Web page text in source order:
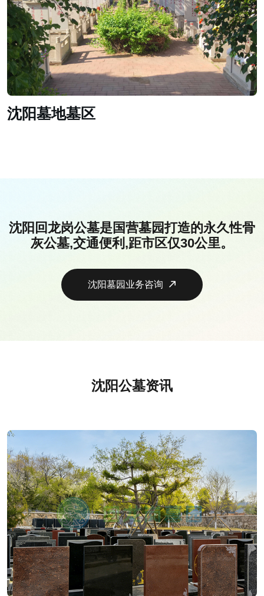
沈阳墓地墓区
沈阳回龙岗公墓是国营墓园打造的永久性骨
灰公墓,交通便利,距市区仅30公里。
沈阳墓园业务咨询
沈阳公墓资讯